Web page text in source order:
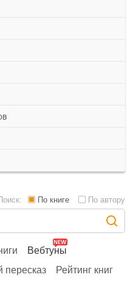
Вебтуны
пересказ
Рейтинг книг
По книге По автору